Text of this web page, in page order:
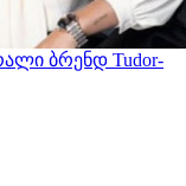
ბრენდ Tudor-